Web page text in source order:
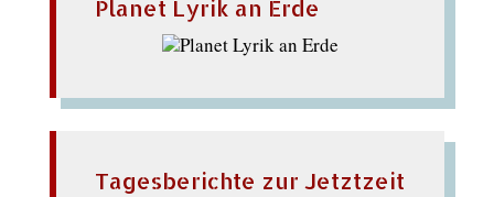
Planet Lyrik an Erde
Tagesberichte zur Jetztzeit